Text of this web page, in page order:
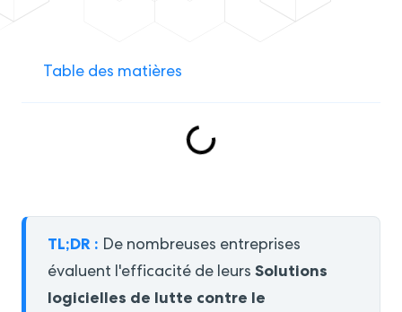
TL;DR : De nombreuses entreprises
évaluent l'efficacité de leurs Solutions
logicielles de lutte contre le
Table des matières